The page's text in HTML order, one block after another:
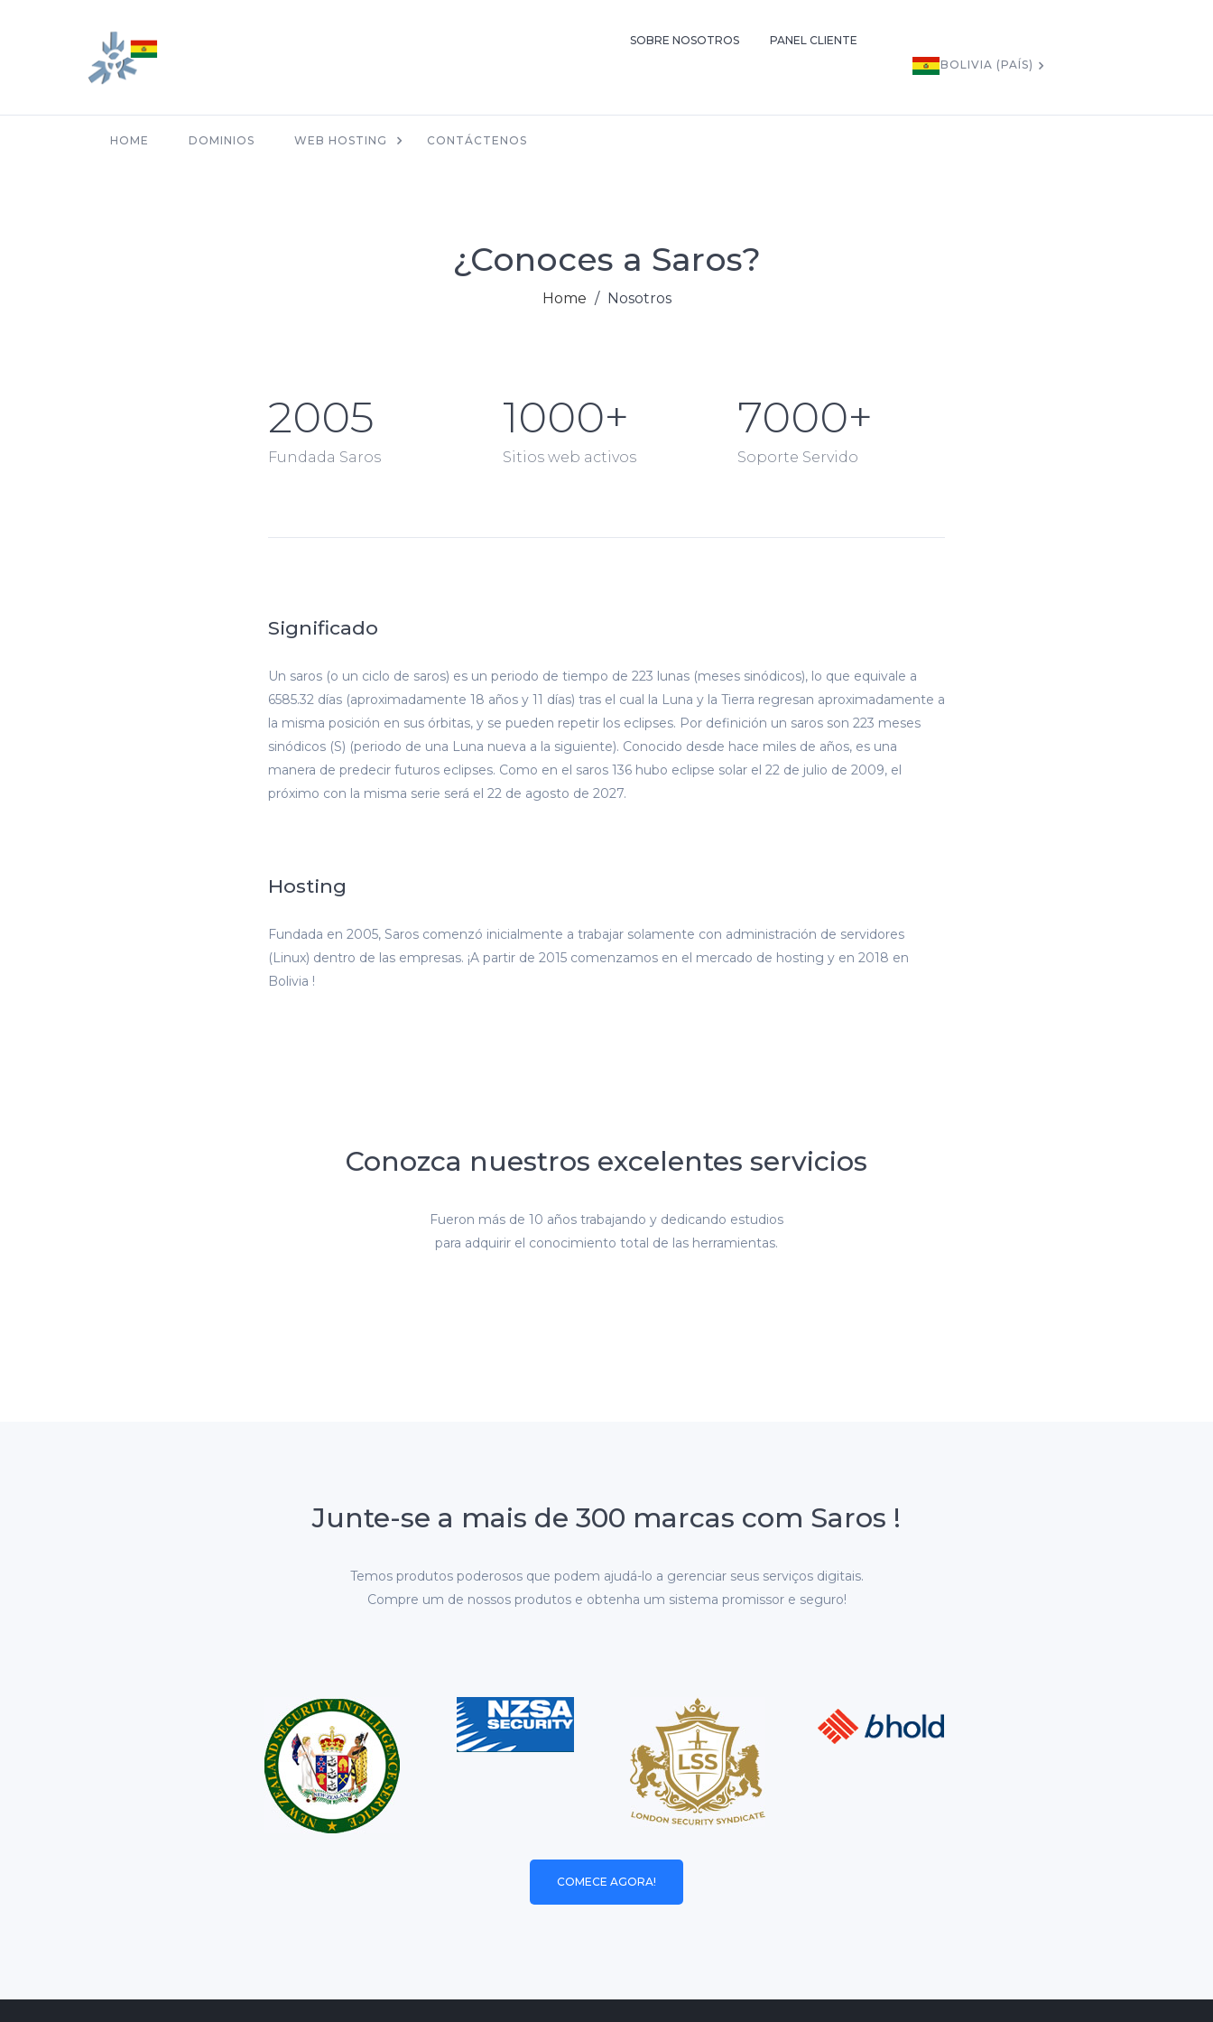
SOBRE NOSOTROS
PANEL CLIENTE
BOLIVIA (PAÍS)
HOME DOMINIOS WEB HOSTING CONTÁCTENOS
¿Conoces a Saros?
Home / Nosotros
2005
Fundada Saros
1000+
Sitios web activos
7000+
Soporte Servido
Significado
Un saros (o un ciclo de saros) es un periodo de tiempo de 223 lunas (meses sinódicos), lo que equivale a
6585.32 días (aproximadamente 18 años y 11 días) tras el cual la Luna y la Tierra regresan aproximadamente a
la misma posición en sus órbitas, y se pueden repetir los eclipses. Por definición un saros son 223 meses
sinódicos (S) (periodo de una Luna nueva a la siguiente). Conocido desde hace miles de años, es una
manera de predecir futuros eclipses. Como en el saros 136 hubo eclipse solar el 22 de julio de 2009, el
próximo con la misma serie será el 22 de agosto de 2027.
Hosting
Fundada en 2005, Saros comenzó inicialmente a trabajar solamente con administración de servidores
(Linux) dentro de las empresas. ¡A partir de 2015 comenzamos en el mercado de hosting y en 2018 en
Bolivia !
Conozca nuestros excelentes servicios
Fueron más de 10 años trabajando y dedicando estudios
para adquirir el conocimiento total de las herramientas.
Junte-se a mais de 300 marcas com Saros !
Temos produtos poderosos que podem ajudá-lo a gerenciar seus serviços digitais.
Compre um de nossos produtos e obtenha um sistema promissor e seguro!
COMECE AGORA!